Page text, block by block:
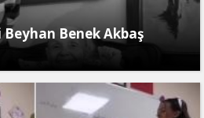
Benek Akbaş